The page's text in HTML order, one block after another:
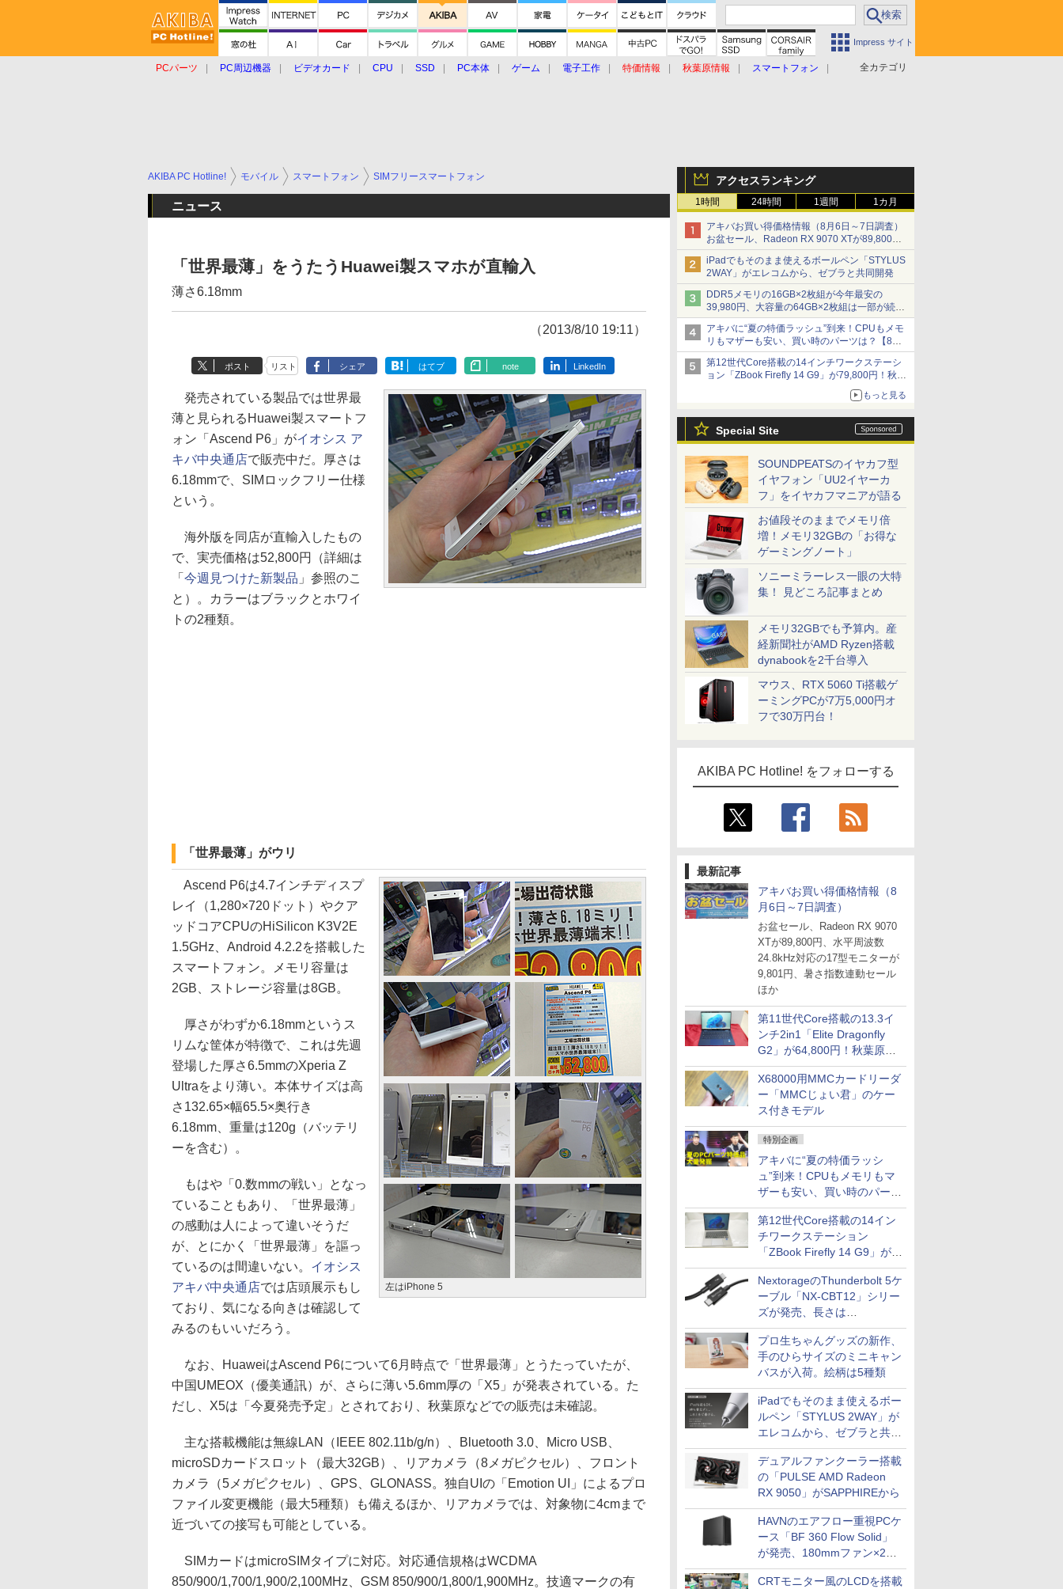
Impress サイト
全カテゴリ
PCパーツ PC周辺機器 ビデオカード CPU SSD PC本体 ゲーム 電子工作 特価情報 秋葉原情報
スマートフォン
アクセスランキング
1時間 24時間 1週間 1カ月
アキバお買い得価格情報（8月6日～7日調査）
お盆セール、Radeon RX 9070 XTが89,800
円、水平周波数24.8kHz対応の17型モニターが
9,801円、暑さ指数連動セール ほか
iPadでもそのまま使えるボールペン「STYLUS
2WAY」がエレコムから、ゼブラと共同開発
DDR5メモリの16GB×2枚組が今年最安の
39,980円、大容量の64GB×2枚組は一部が続騰
[8月前半のメモリ価格]
アキバに“夏の特価ラッシュ”到来！CPUもメモ
リもマザーも安い、買い時のパーツは？【8月7
日(金)22時配信】
第12世代Core搭載の14インチワークステーシ
ョン「ZBook Firefly 14 G9」が79,800円！秋葉
もっと見る
Special Site
SOUNDPEATSのイヤカフ型
イヤフォン「UU2イヤーカ
フ」をイヤカフマニアが語る
お値段そのままでメモリ倍
増！メモリ32GBの「お得な
ゲーミングノート」
ソニーミラーレス一眼の大特
集！ 見どころ記事まとめ
メモリ32GBでも予算内。産
経新聞社がAMD Ryzen搭載
dynabookを2千台導入
マウス、RTX 5060 Ti搭載ゲ
ーミングPCが7万5,000円オ
フで30万円台！
AKIBA PC Hotline! をフォローする
最新記事
アキバお買い得価格情報（8
月6日～7日調査）
お盆セール、Radeon RX 9070
XTが89,800円、水平周波数
24.8kHz対応の17型モニターが
9,801円、暑さ指数連動セール
ほか
第11世代Core搭載の13.3イ
ンチ2in1「Elite Dragonfly
G2」が64,800円！秋葉原で
中古PCセール
X68000用MMCカードリーダ
ー「MMCじょい君」のケー
ス付きモデル
特別企画
アキバに“夏の特価ラッシ
ュ”到来！CPUもメモリもマ
ザーも安い、買い時のパーツ
は？【8月7日(金)22時配信】
第12世代Core搭載の14イン
チワークステーション
「ZBook Firefly 14 G9」が
79,800円！秋葉原で中古PC
セール
NextorageのThunderbolt 5ケ
ーブル「NX-CBT12」シリー
ズが発売、長さは
30cm/50cm/1mの3種類
プロ生ちゃんグッズの新作、
手のひらサイズのミニキャン
バスが入荷。絵柄は5種類
iPadでもそのまま使えるボー
ルペン「STYLUS 2WAY」が
エレコムから、ゼブラと共同
開発
デュアルファンクーラー搭載
の「PULSE AMD Radeon
RX 9050」がSAPPHIREから
HAVNのエアフロー重視PCケ
ース「BF 360 Flow Solid」
が発売、180mmファン×2搭
載
CRTモニター風のLCDを搭載
AKIBA PC Hotline! モバイル スマートフォン SIMフリースマートフォン
ニュース
「世界最薄」をうたうHuawei製スマホが直輸入
薄さ6.18mm
（2013/8/10 19:11）
ポスト リスト シェア はてブ note LinkedIn
発売されている製品では世界最
薄と見られるHuawei製スマートフ
ォン「Ascend P6」がイオシス ア
キバ中央通店で販売中だ。厚さは
6.18mmで、SIMロックフリー仕様
という。
海外版を同店が直輸入したもの
で、実売価格は52,800円（詳細は
「 今週見つけた新製品 」参照のこ
と）。カラーはブラックとホワイ
トの2種類。
「世界最薄」がウリ
左はiPhone 5
Ascend P6は4.7インチディスプ
レイ（1,280×720ドット）やクア
ッドコアCPUのHiSilicon K3V2E
1.5GHz、Android 4.2.2を搭載した
スマートフォン。メモリ容量は
2GB、ストレージ容量は8GB。
厚さがわずか6.18mmというス
リムな筐体が特徴で、これは先週
登場した厚さ6.5mmのXperia Z
Ultraをより薄い。本体サイズは高
さ132.65×幅65.5×奥行き
6.18mm、重量は120g（バッテリ
ーを含む）。
もはや「0.数mmの戦い」となっ
ていることもあり、「世界最薄」
の感動は人によって違いそうだ
が、とにかく「世界最薄」を謳っ
ているのは間違いない。 イオシス
アキバ中央通店では店頭展示もし
ており、気になる向きは確認して
みるのもいいだろう。
なお、HuaweiはAscend P6について6月時点で「世界最薄」とうたっていたが、
中国UMEOX（優美通訊）が、さらに薄い5.6mm厚の「X5」が発表されている。た
だし、X5は「今夏発売予定」とされており、秋葉原などでの販売は未確認。
主な搭載機能は無線LAN（IEEE 802.11b/g/n）、Bluetooth 3.0、Micro USB、
microSDカードスロット（最大32GB）、リアカメラ（8メガピクセル）、フロント
カメラ（5メガピクセル）、GPS、GLONASS。独自UIの「Emotion UI」によるプロ
ファイル変更機能（最大5種類）も備えるほか、リアカメラでは、対象物に4cmまで
近づいての接写も可能としている。
SIMカードはmicroSIMタイプに対応。対応通信規格はWCDMA
850/900/1,700/1,900/2,100MHz、GSM 850/900/1,800/1,900MHz。技適マークの有